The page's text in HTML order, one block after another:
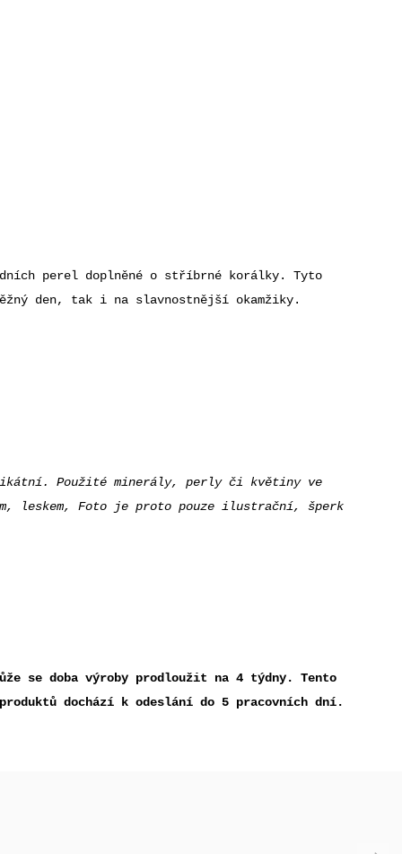
perel doplněné o stříbrné korálky. Tyto
den, tak i na slavnostnější okamžiky.
Použité minerály, perly či květiny ve
leskem, Foto je proto pouze ilustrační, šperk
se doba výroby prodloužit na 4 týdny. Tento
dochází k odeslání do 5 pracovních dní.